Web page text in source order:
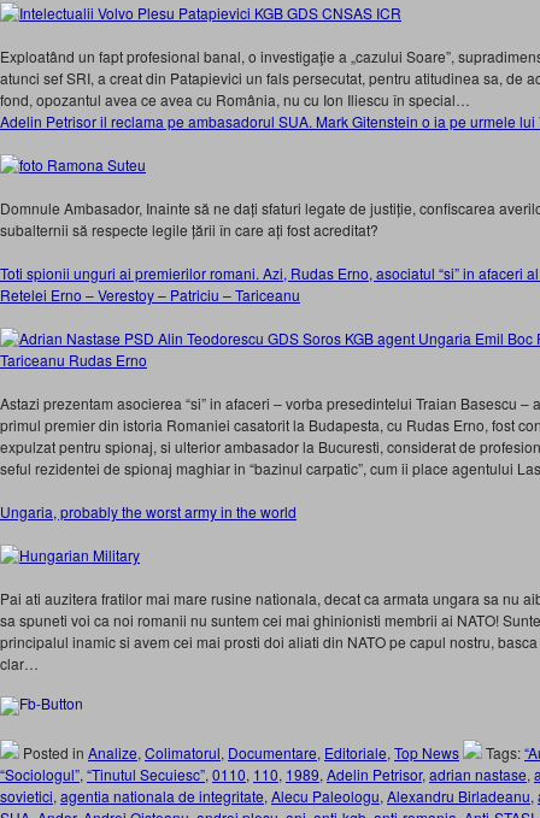
Exploatând un fapt profesional banal, o investigaţie a „cazului Soare”,
atunci sef SRI, a creat din Patapievici un fals persecutat, pentru atitudinea sa, de
fond, opozantul avea ce avea cu România, nu cu Ion Iliescu în special…
Adelin Petrisor il reclama pe ambasadorul SUA. Mark Gitenstein o ia pe urmele lui
Domnule Ambasador, Inainte să ne dați sfaturi legate de justiție, confiscarea
subalternii să respecte legile țării în care ați fost acreditat?
Toti spionii unguri ai premierilor romani. Azi, Rudas Erno, asociatul “si” in afaceri
Retelei Erno – Verestoy – Patriciu – Tariceanu
Astazi prezentam asocierea “si” in afaceri – vorba presedintelui Traian Basescu –
primul premier din istoria Romaniei casatorit la Budapesta, cu Rudas Erno, fost
expulzat pentru spionaj, si ulterior ambasador la Bucuresti, considerat de
seful rezidentei de spionaj maghiar in “bazinul carpatic”, cum ii place agentului
Ungaria, probably the worst army in the world
Pai ati auzitera fratilor mai mare rusine nationala, decat ca armata ungara sa nu
sa spuneti voi ca noi romanii nu suntem cei mai ghinionisti membrii ai NATO!
principalul inamic si avem cei mai prosti doi aliati din NATO pe capul nostru,
clar…
Posted in Analize, Colimatorul, Documentare, Editoriale, Top News Tags:
“Sociologul”, “Tinutul Secuiesc”, 0110, 110, 1989, Adelin Petrisor, adrian nastase,
sovietici, agentia nationala de integritate, Alecu Paleologu, Alexandru Birladeanu,